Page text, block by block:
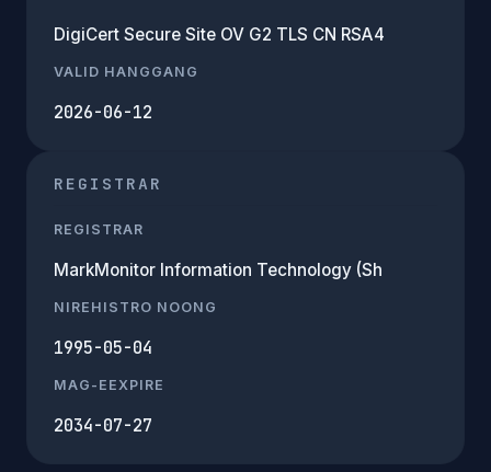
DigiCert Secure Site OV G2 TLS CN RSA4
VALID HANGGANG
2026-06-12
REGISTRAR
REGISTRAR
MarkMonitor Information Technology (Sh
NIREHISTRO NOONG
1995-05-04
MAG-EEXPIRE
2034-07-27